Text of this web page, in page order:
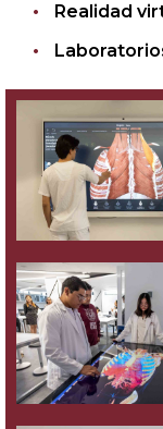
Realidad